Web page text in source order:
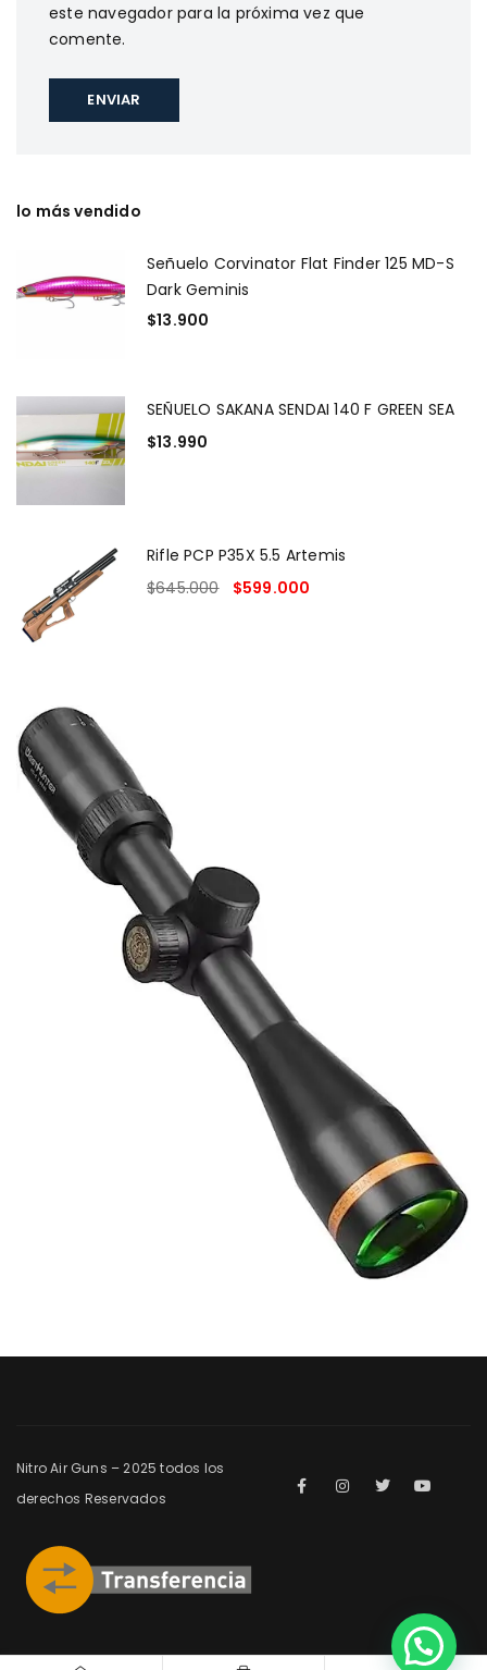
lo más vendido
Señuelo Corvinator Flat Finder 125 MD-S
Dark Geminis
$13.900
SEÑUELO SAKANA SENDAI 140 F GREEN SEA
$13.990
Rifle PCP P35X 5.5 Artemis
$645.000 $599.000
este navegador para la próxima vez que
comente.
Nitro Air Guns – 2025 todos los
derechos Reservados